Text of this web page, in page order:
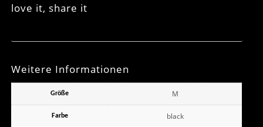
love it, share it
Weitere Informationen
Größe M
Farbe black